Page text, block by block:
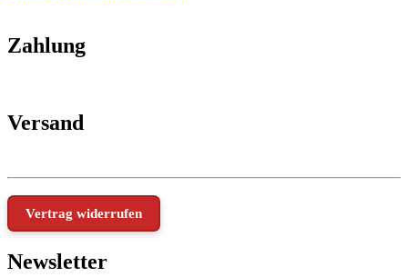
Zahlung
Versand
Vertrag widerrufen
Newsletter